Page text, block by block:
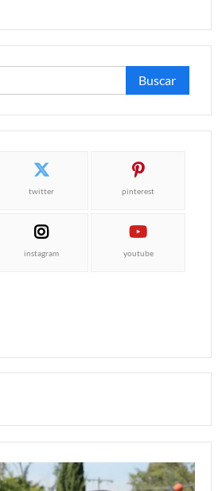
Buscar:
twitter pinterest
instagram youtube